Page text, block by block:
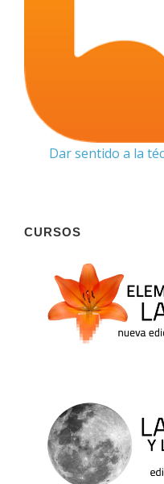
Dar sentido a la
CURSOS